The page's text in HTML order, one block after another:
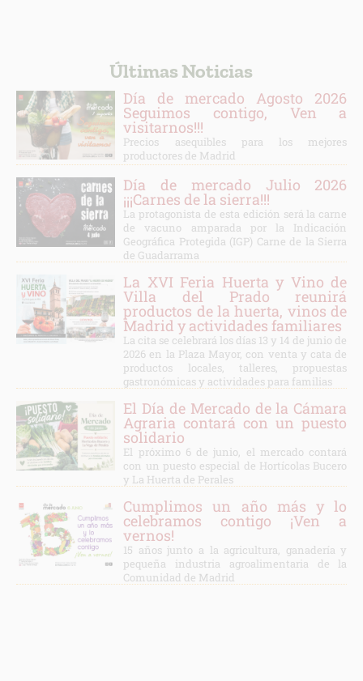
Últimas Noticias
Día de mercado Agosto 2026
Seguimos contigo, Ven a
visitarnos!!!
Precios asequibles para los mejores
productores de Madrid
Día de mercado Julio 2026
¡¡¡Carnes de la sierra!!!
La protagonista de esta edición será la carne
de vacuno amparada por la Indicación
Geográfica Protegida (IGP) Carne de la Sierra
de Guadarrama
La XVI Feria Huerta y Vino de
Villa del Prado reunirá
productos de la huerta, vinos de
Madrid y actividades familiares
La cita se celebrará los días 13 y 14 de junio de
2026 en la Plaza Mayor, con venta y cata de
productos locales, talleres, propuestas
gastronómicas y actividades para familias
El Día de Mercado de la Cámara
Agraria contará con un puesto
solidario
El próximo 6 de junio, el mercado contará
con un puesto especial de Hortícolas Bucero
y La Huerta de Perales
Cumplimos un año más y lo
celebramos contigo ¡Ven a
vernos!
15 años junto a la agricultura, ganadería y
pequeña industria agroalimentaria de la
Comunidad de Madrid